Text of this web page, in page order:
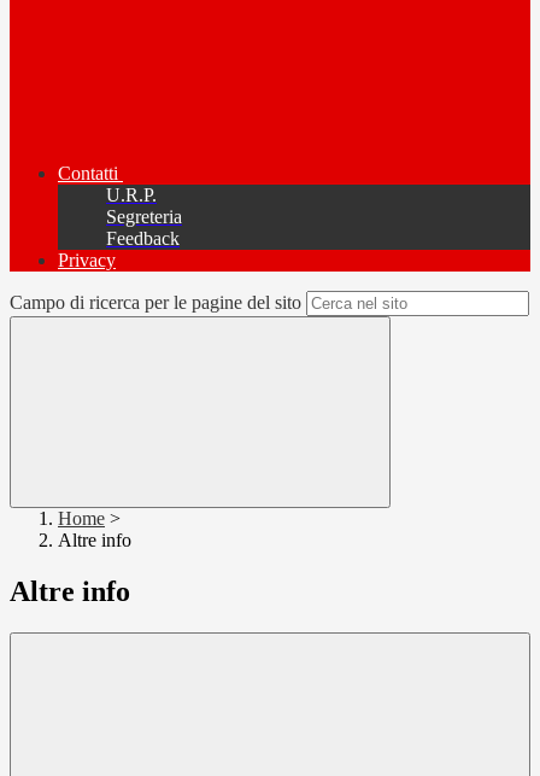
Contatti
U.R.P.
Segreteria
Feedback
Privacy
Campo di ricerca per le pagine del sito
Home >
Altre info
Altre info